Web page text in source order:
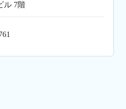
ル 7階